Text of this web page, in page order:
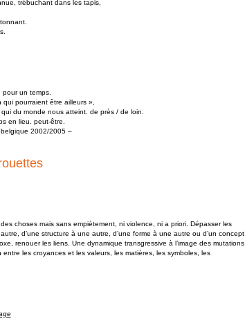
trébuchant dans les tapis,
un temps.
pourraient être ailleurs »,
du monde nous atteint. de près / de loin.
en lieu. peut-être.
2002/2005 –
choses mais sans empiètement, ni violence, ni a priori. Dépasser les
d’une structure à une autre, d’une forme à une autre ou d’un concept
renouer les liens. Une dynamique transgressive à l’image des mutations
les croyances et les valeurs, les matières, les symboles, les